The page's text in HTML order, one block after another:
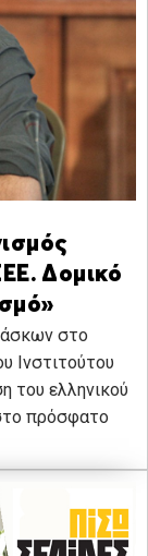
Δομικό
στο
Ινστιτούτου
του ελληνικού
πρόσφατο